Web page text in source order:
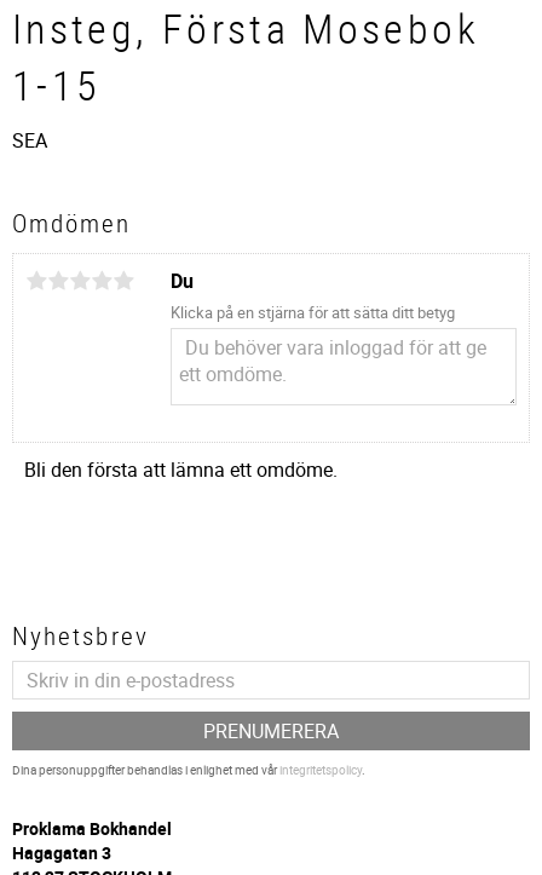
Insteg, Första Mosebok
1-15
SEA
Omdömen
Du
Klicka på en stjärna för att sätta ditt betyg
Bli den första att lämna ett omdöme.
Nyhetsbrev
PRENUMERERA
Dina personuppgifter behandlas i enlighet med vårintegritetspolicy.
Proklama Bokhandel
Hagagatan 3